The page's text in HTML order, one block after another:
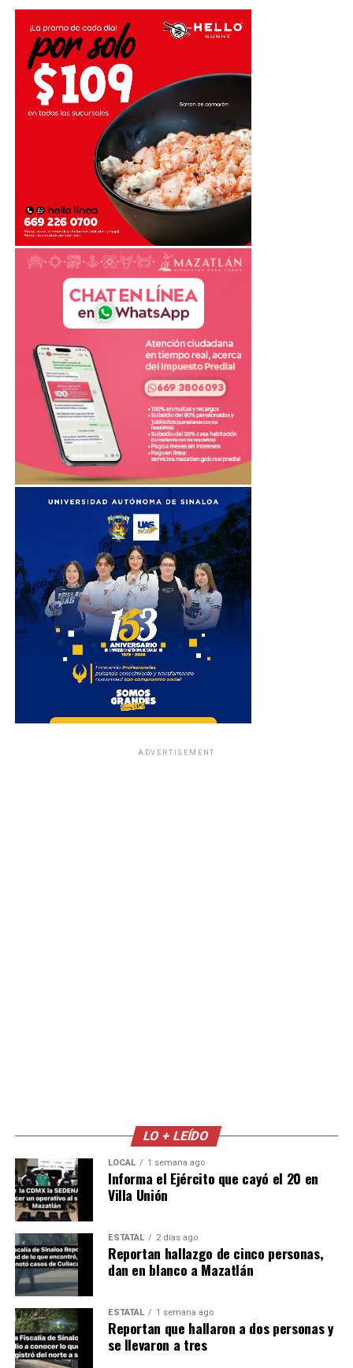
ADVERTISEMENT
LO + LEÍDO
LOCAL 1 semana ago
Informa el Ejército que cayó el 20 en
Villa Unión
ESTATAL 2 días ago
Reportan hallazgo de cinco personas,
dan en blanco a Mazatlán
ESTATAL 1 semana ago
Reportan que hallaron a dos personas y
se llevaron a tres